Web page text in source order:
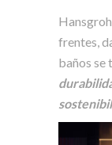
frentes,
baños se